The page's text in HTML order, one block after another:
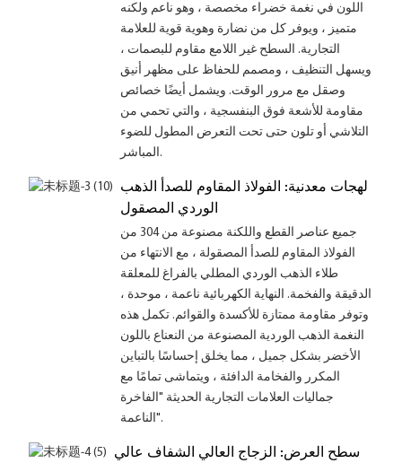
اللون في نغمة خضراء مخصصة ، وهو ناعم ولكنه
متميز ، ويوفر كل من نضارة وهوية قوية للعلامة
التجارية. السطح غير اللامع مقاوم للبصمات ،
ويسهل التنظيف ، ومصمم للحفاظ على مظهر أنيق
وصقل مع مرور الوقت. ويشمل أيضًا خصائص
مقاومة للأشعة فوق البنفسجية ، والتي تحمي من
التلاشي أو تلون حتى تحت التعرض المطول للضوء
المباشر.
لهجات معدنية: الفولاذ المقاوم للصدأ الذهب
الوردي المصقول
جميع عناصر القطع واللكنة مصنوعة من 304 من
الفولاذ المقاوم للصدأ المصقولة ، مع الانتهاء من
طلاء الذهب الوردي المطلي بالفراغ للمعلقة
الدقيقة والفخمة. النهاية الكهربائية ناعمة ، موحدة ،
وتوفر مقاومة ممتازة للأكسدة والقوائم. تكمل هذه
النغمة الذهب الوردية المصنوعة من النعناع باللون
الأخضر بشكل جميل ، مما يخلق إحساسًا بالتباين
المكرر والفخامة الدافئة ، ويتماشى تمامًا مع
جماليات العلامات التجارية الحديثة "الفاخرة
الناعمة".
سطح العرض: الزجاج العالي الشفاف عالي